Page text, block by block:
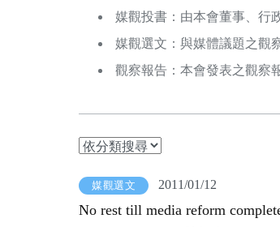
媒觀投書：由本會董事、行
媒觀選文：與媒體議題之觀
觀察報告：本會發表之觀察
媒觀選文 2011/01/12
No rest till media reform